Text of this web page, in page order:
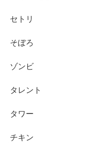
セトリ
そぼろ
ゾンビ
タレント
タワー
チキン